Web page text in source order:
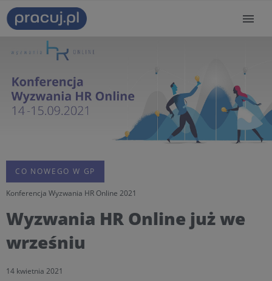
CO NOWEGO W GP
Konferencja Wyzwania HR Online 2021
Wyzwania HR Online już we
wrześniu
14 kwietnia 2021